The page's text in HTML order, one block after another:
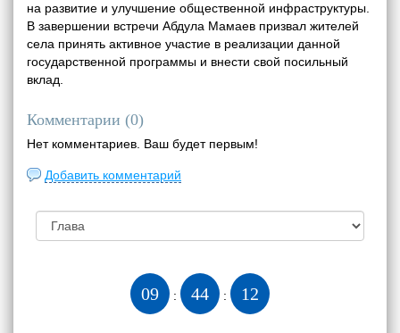
на развитие и улучшение общественной инфраструктуры.
В завершении встречи Абдула Мамаев призвал жителей
села принять активное участие в реализации данной
государственной программы и внести свой посильный
вклад.
Комментарии (0)
Нет комментариев. Ваш будет первым!
Добавить комментарий
09 : 44 : 13